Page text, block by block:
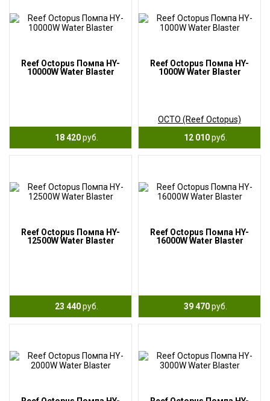
Reef Octopus Помпа HY-
10000W Water Blaster
18 420руб.
Reef Octopus Помпа HY-
1000W Water Blaster
OCTO (Reef Octopus)
12 010руб.
Reef Octopus Помпа HY-
12500W Water Blaster
23 440руб.
Reef Octopus Помпа HY-
16000W Water Blaster
39 470руб.